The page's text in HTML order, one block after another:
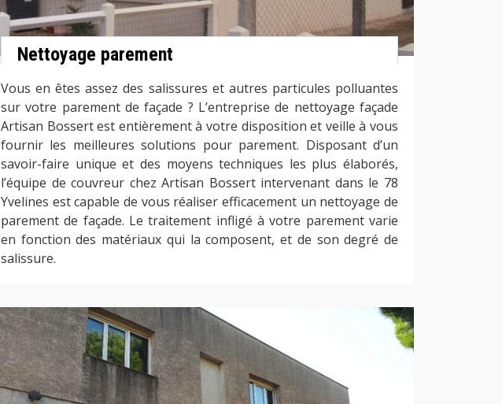
Nettoyage parement
Vous en êtes assez des salissures et autres particules polluantes
sur votre parement de façade ? L’entreprise de nettoyage façade
Artisan Bossert est entièrement à votre disposition et veille à vous
fournir les meilleures solutions pour parement. Disposant d’un
savoir-faire unique et des moyens techniques les plus élaborés,
l’équipe de couvreur chez Artisan Bossert intervenant dans le 78
Yvelines est capable de vous réaliser efficacement un nettoyage de
parement de façade. Le traitement infligé à votre parement varie
en fonction des matériaux qui la composent, et de son degré de
salissure.